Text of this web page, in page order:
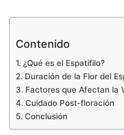
Contenido
¿Qué es el Espatifilo?
Duración de la Flor del
Factores que Afectan la
Cuidado Post-floración
Conclusión